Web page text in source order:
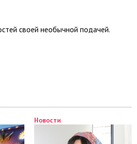
своей необычной подачей.
Новости
Новости